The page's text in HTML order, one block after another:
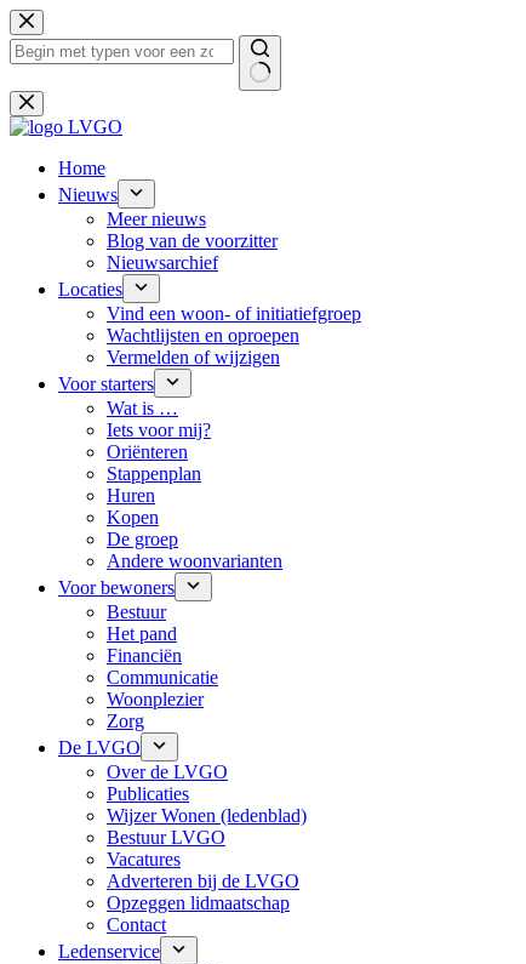
Ga
naar
de
Geen
resultaten
Home
Nieuws
Meer nieuws
Blog van de voorzitter
Nieuwsarchief
Locaties
Vind een woon- of initiatiefgroep
Wachtlijsten en oproepen
Vermelden of wijzigen
Voor starters
Wat is …
Iets voor mij?
Oriënteren
Stappenplan
Huren
Kopen
De groep
Andere woonvarianten
Voor bewoners
Bestuur
Het pand
Financiën
Communicatie
Woonplezier
Zorg
De LVGO
Over de LVGO
Publicaties
Wijzer Wonen (ledenblad)
Bestuur LVGO
Vacatures
Adverteren bij de LVGO
Opzeggen lidmaatschap
Contact
Ledenservice